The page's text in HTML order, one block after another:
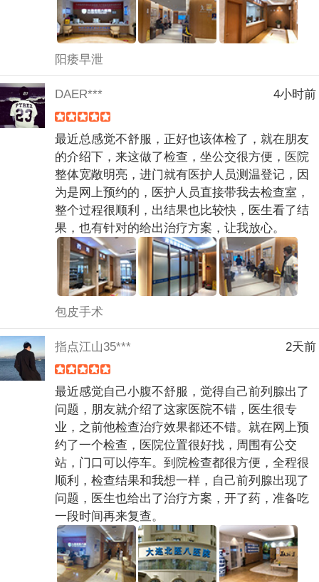
阳痿早泄
DAER*** 4小时前
最近总感觉不舒服，正好也该体检了，就在朋友
的介绍下，来这做了检查，坐公交很方便，医院
整体宽敞明亮，进门就有医护人员测温登记，因
为是网上预约的，医护人员直接带我去检查室，
整个过程很顺利，出结果也比较快，医生看了结
果，也有针对的给出治疗方案，让我放心。
包皮手术
指点江山35*** 2天前
最近感觉自己小腹不舒服，觉得自己前列腺出了
问题，朋友就介绍了这家医院不错，医生很专
业，之前他检查治疗效果都还不错。就在网上预
约了一个检查，医院位置很好找，周围有公交
站，门口可以停车。到院检查都很方便，全程很
顺利，检查结果和我想一样，自己前列腺出现了
问题，医生也给出了治疗方案，开了药，准备吃
一段时间再来复查。